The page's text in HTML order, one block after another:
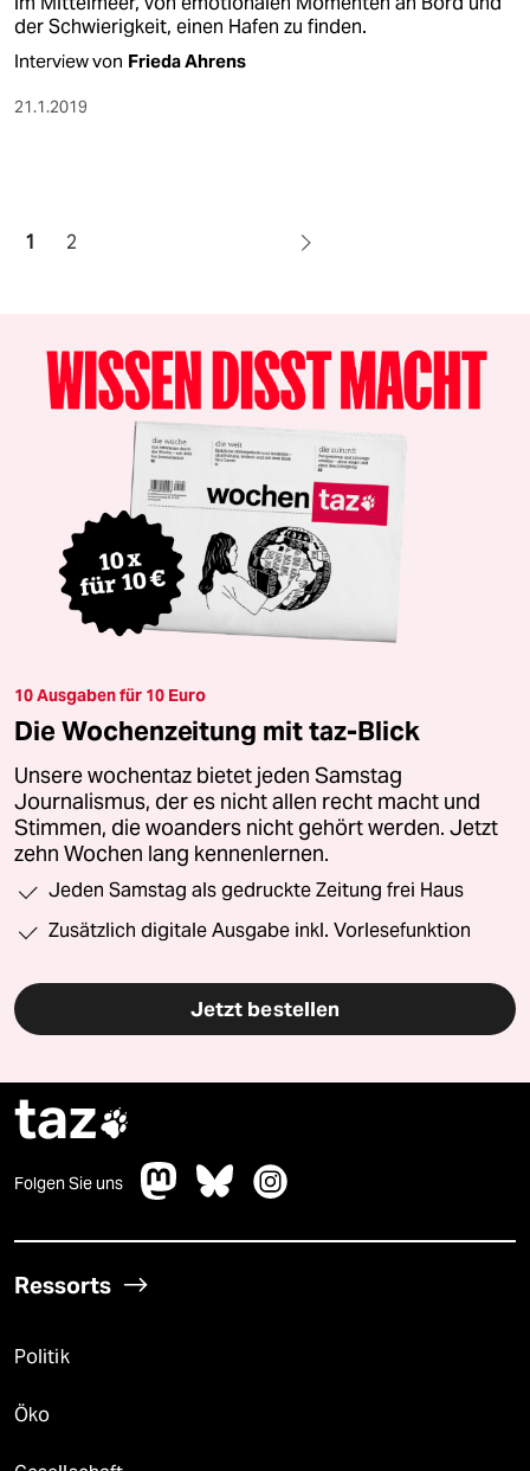
der Schwierigkeit, einen Hafen zu finden.
Interview von Frieda Ahrens
21.1.2019
1 2
10 Ausgaben für 10 Euro
Die Wochenzeitung mit taz-Blick
Unsere wochentaz bietet jeden Samstag
Journalismus, der es nicht allen recht macht und
Stimmen, die woanders nicht gehört werden. Jetzt
zehn Wochen lang kennenlernen.
Jeden Samstag als gedruckte Zeitung frei Haus
Zusätzlich digitale Ausgabe inkl. Vorlesefunktion
Jetzt bestellen
taz
Folgen Sie uns
Ressorts
Politik
Öko